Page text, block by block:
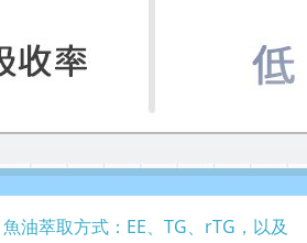
魚油萃取方式：EE、TG、rTG，以及